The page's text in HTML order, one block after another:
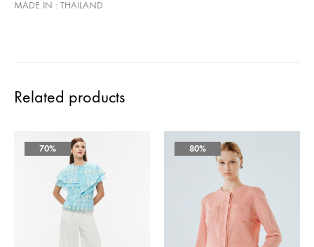
MADE IN : THAILAND
Related products
70% 80%